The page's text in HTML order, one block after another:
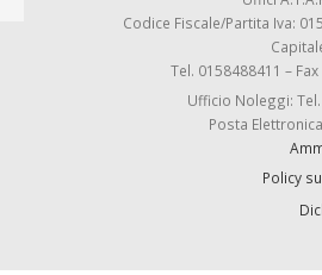
Codice Fiscale/Partita Iva:
Tel. 0158488411 –
Ufficio Noleggi:
Posta
Policy